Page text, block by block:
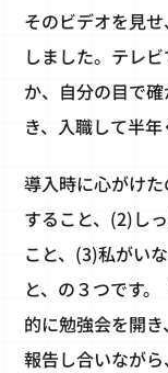
そのビデオを見
しました。テレ
か、自分の目で
き、入職して半
導入時に心がけ
すること、(2)し
こと、(3)私がい
と、の３つです
的に勉強会を開
報告し合いながら